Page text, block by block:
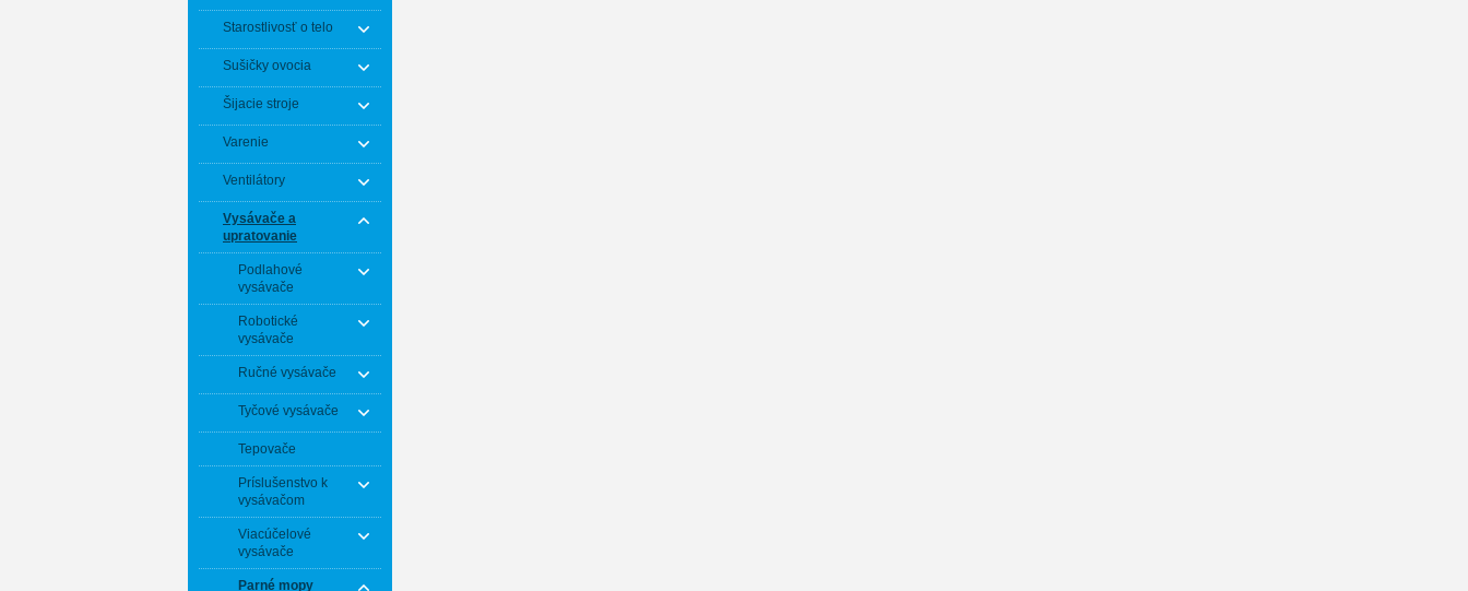
Starostlivosť o telo
Sušičky ovocia
Šijacie stroje
Varenie
Ventilátory
Vysávače a
upratovanie
Podlahové
vysávače
Robotické
vysávače
Ručné vysávače
Tyčové vysávače
Tepovače
Príslušenstvo k
vysávačom
Viacúčelové
vysávače
Parné mopy